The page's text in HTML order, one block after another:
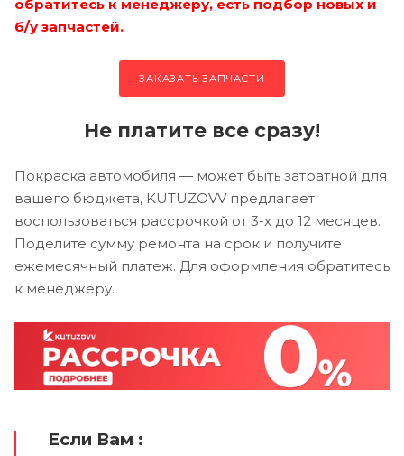
обратитесь к менеджеру, есть подбор новых и
б/у запчастей.
ЗАКАЗАТЬ ЗАПЧАСТИ
Не платите все сразу!
Покраска автомобиля — может быть затратной для
вашего бюджета, KUTUZOVV предлагает
воспользоваться рассрочкой от 3-х до 12 месяцев.
Поделите сумму ремонта на срок и получите
ежемесячный платеж. Для оформления обратитесь
к менеджеру.
Если Вам :